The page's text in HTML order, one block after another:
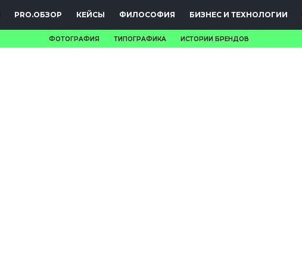
PRO.ОБЗОР КЕЙСЫ ФИЛОСОФИЯ БИЗНЕС И ТЕХНОЛОГИИ
ФОТОГРАФИЯ ТИПОГРАФИКА ИСТОРИИ БРЕНДОВ